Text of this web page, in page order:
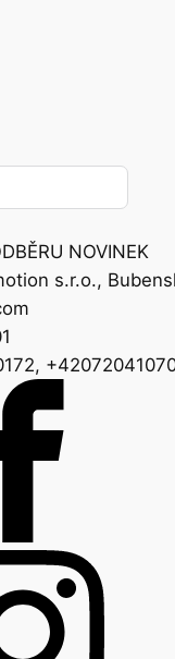
NOVINEK
s.r.o.,